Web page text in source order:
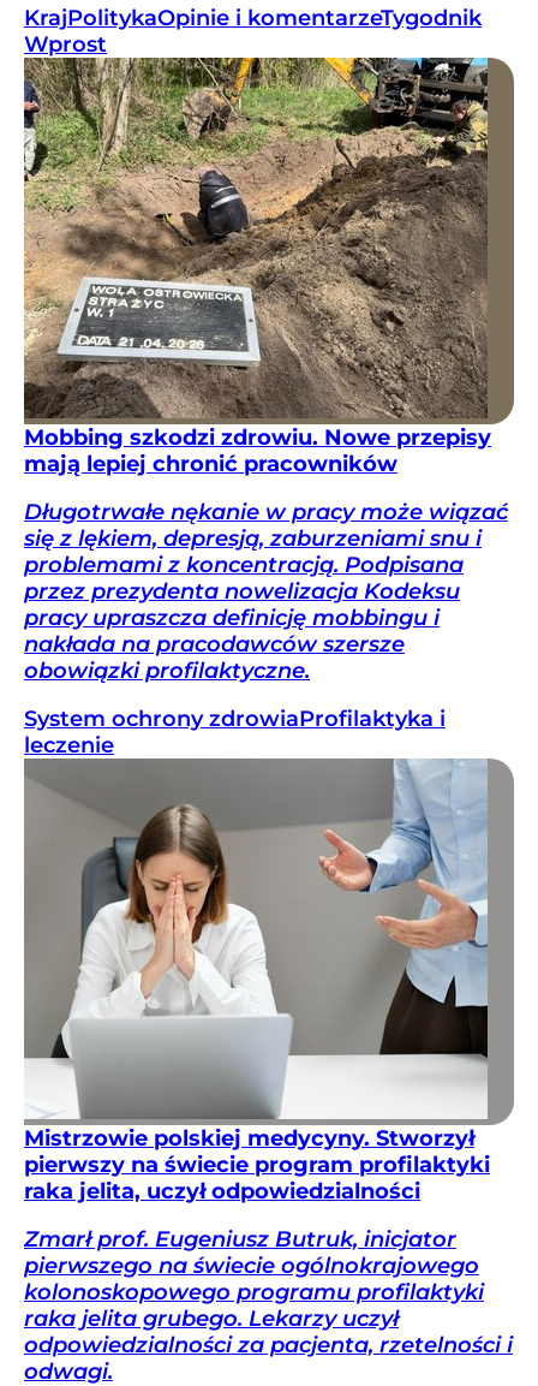
KrajPolitykaOpinie i komentarzeTygodnik
Wprost
Mobbing szkodzi zdrowiu. Nowe przepisy
mają lepiej chronić pracowników
Długotrwałe nękanie w pracy może wiązać
się z lękiem, depresją, zaburzeniami snu i
problemami z koncentracją. Podpisana
przez prezydenta nowelizacja Kodeksu
pracy upraszcza definicję mobbingu i
nakłada na pracodawców szersze
obowiązki profilaktyczne.
System ochrony zdrowiaProfilaktyka i
leczenie
Mistrzowie polskiej medycyny. Stworzył
pierwszy na świecie program profilaktyki
raka jelita, uczył odpowiedzialności
Zmarł prof. Eugeniusz Butruk, inicjator
pierwszego na świecie ogólnokrajowego
kolonoskopowego programu profilaktyki
raka jelita grubego. Lekarzy uczył
odpowiedzialności za pacjenta, rzetelności i
odwagi.